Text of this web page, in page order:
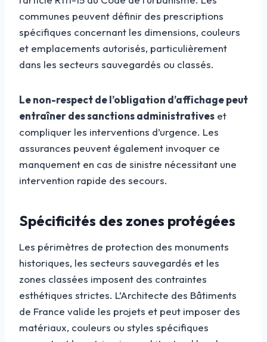
communes peuvent définir des prescriptions
spécifiques concernant les dimensions, couleurs
et emplacements autorisés, particulièrement
dans les secteurs sauvegardés ou classés.
Le non-respect de l’obligation d’affichage peut
entraîner des sanctions administratives et
compliquer les interventions d’urgence. Les
assurances peuvent également invoquer ce
manquement en cas de sinistre nécessitant une
intervention rapide des secours.
Spécificités des zones protégées
Les périmètres de protection des monuments
historiques, les secteurs sauvegardés et les
zones classées imposent des contraintes
esthétiques strictes. L’Architecte des Bâtiments
de France valide les projets et peut imposer des
matériaux, couleurs ou styles spécifiques